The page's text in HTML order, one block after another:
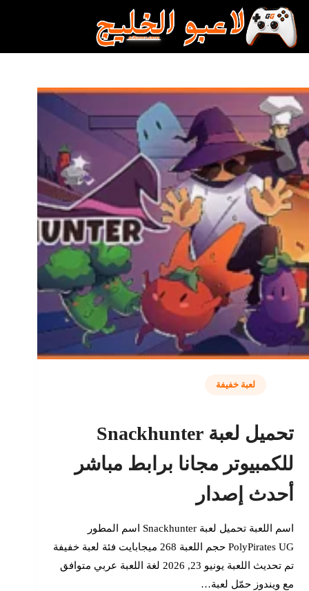
التجاوز
إلى
المحتوى
لعبة خفيفة
تحميل لعبة Snackhunter
للكمبيوتر مجانا برابط مباشر
أحدث إصدار
اسم اللعبة تحميل لعبة Snackhunter اسم المطور
PolyPirates UG حجم اللعبة 268 ميجابايت فئة لعبة خفيفة
تم تحديث اللعبة يونيو 23, 2026 لغة اللعبة عربي متوافق
مع ويندوز حمّل لعبة…